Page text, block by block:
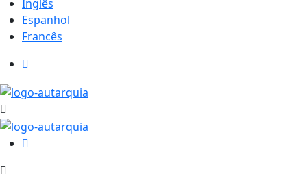
Inglês
Espanhol
Francês